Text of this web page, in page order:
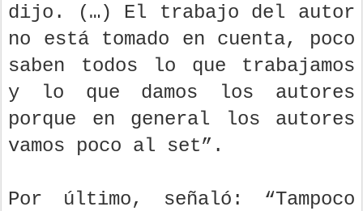
dijo. (…) El trabajo del autor
no está tomado en cuenta, poco
saben todos lo que trabajamos
y lo que damos los autores
porque en general los autores
vamos poco al set”.
Por último, señaló: “Tampoco